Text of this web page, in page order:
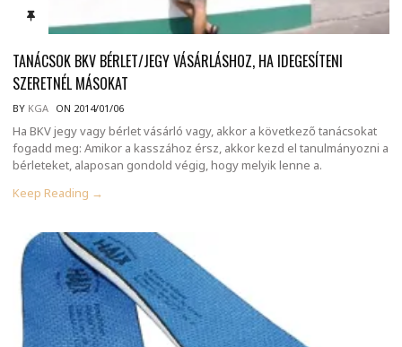
TANÁCSOK BKV BÉRLET/JEGY VÁSÁRLÁSHOZ, HA IDEGESÍTENI
SZERETNÉL MÁSOKAT
BY KGA ON 2014/01/06
Ha BKV jegy vagy bérlet vásárló vagy, akkor a következő tanácsokat
fogadd meg: Amikor a kasszához érsz, akkor kezd el tanulmányozni a
bérleteket, alaposan gondold végig, hogy melyik lenne a.
Keep Reading →